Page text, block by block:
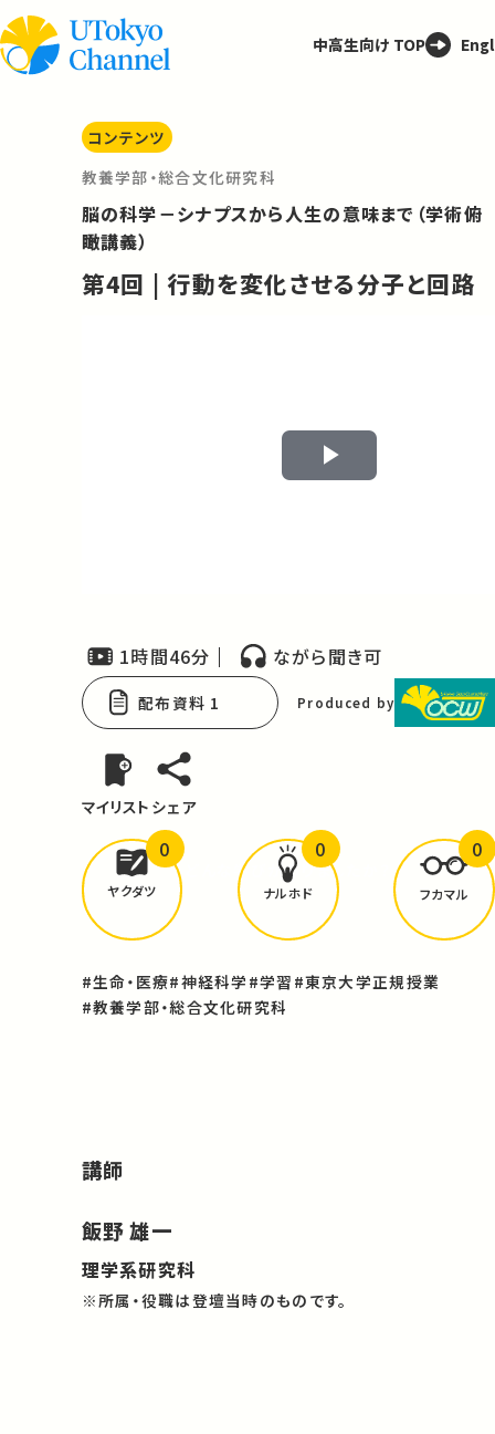
中高生向け TOP
コンテンツ
教養学部・総合文化研究科
脳の科学－シナプスから人生の意味まで（学術俯
瞰講義）
第4回 | 行動を変化させる分子と回路
Play
1時間46分 ながら聞き可
配布資料 1 Produced by
マイリスト シェア
どんな学びがありましたか？
ヤクダツ
0
ナルホド
0
フカマル
0
#生命・医療#神経科学 #学習 #東京大学正規授業
#教養学部・総合文化研究科
講師
飯野 雄一
理学系研究科
※所属・役職は登壇当時のものです。